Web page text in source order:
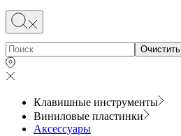
Очистить
Клавишные инструменты
Виниловые пластинки
Аксессуары